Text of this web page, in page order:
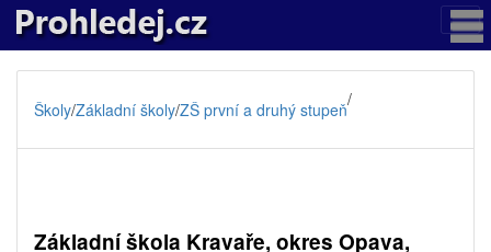
Školy/Základní školy/ZŠ první a druhý stupeň/
Základní škola Kravaře, okres Opava,